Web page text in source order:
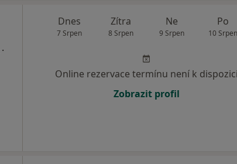
·
Dnes
7 Srpen
Zítra
8 Srpen
Ne
9 Srpen
Po
10 Srpen
Online rezervace termínu není k dispozici
Zobrazit profil